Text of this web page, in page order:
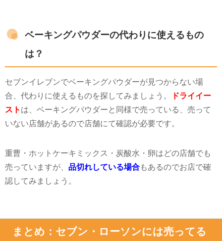
ベーキングパウダーの代わりに使えるもの
は？
セブンイレブンでベーキングパウダーが見つからない場
合、代わりに使えるものを探してみましょう。
ドライイー
スト は、ベーキングパウダーと同様で売っている、売って
いない店舗があるので店舗にて確認が必要です。
重曹・ホットケーキミックス・炭酸水・卵はどの店舗でも
売っていますが、 品切れしている場合もあるのでお店で確
認してみましょう。
まとめ：セブン・ローソンには売ってる